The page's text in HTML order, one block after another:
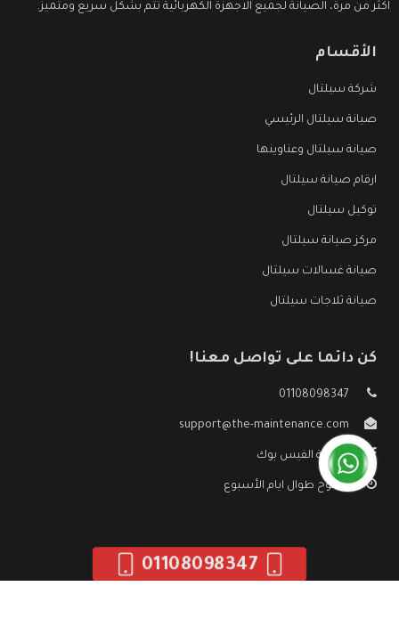
اكثر من مرة، الصيانة لجميع الاجهزة الكهربائية تتم بشكل سريع ومتميز.
الأقسام
شركة سيلتال
صيانة سيلتال الرئيسي
صيانة سيلتال وعناوينها
ارقام صيانة سيلتال
توكيل سيلتال
مركز صيانة سيلتال
صيانة غسالات سيلتال
صيانة ثلاجات سيلتال
كن دائما على تواصل معنا!
01108098347
support@the-maintenance.com
صفحة الفيس بوك
مفتوح طوال ايام الأسبوع
01108098347